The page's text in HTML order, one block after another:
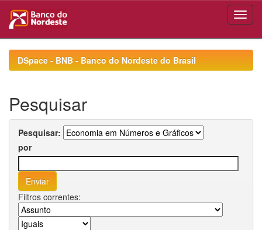
navigationDSpace - BNB - Banco do Nordeste do Brasil
Pesquisar
Pesquisar:
por
Filtros correntes: